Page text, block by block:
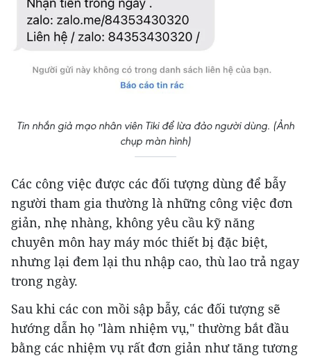
Tin nhắn giả mạo nhân viên Tiki để lừa đảo người dùng. (Ảnh
chụp màn hình)
Các công việc được các đối tượng dùng để bẫy
người tham gia thường là những công việc đơn
giản, nhẹ nhàng, không yêu cầu kỹ năng
chuyên môn hay máy móc thiết bị đặc biệt,
nhưng lại đem lại thu nhập cao, thù lao trả ngay
trong ngày.
Sau khi các con mồi sập bẫy, các đối tượng sẽ
hướng dẫn họ "làm nhiệm vụ," thường bắt đầu
bằng các nhiệm vụ rất đơn giản như tăng tương